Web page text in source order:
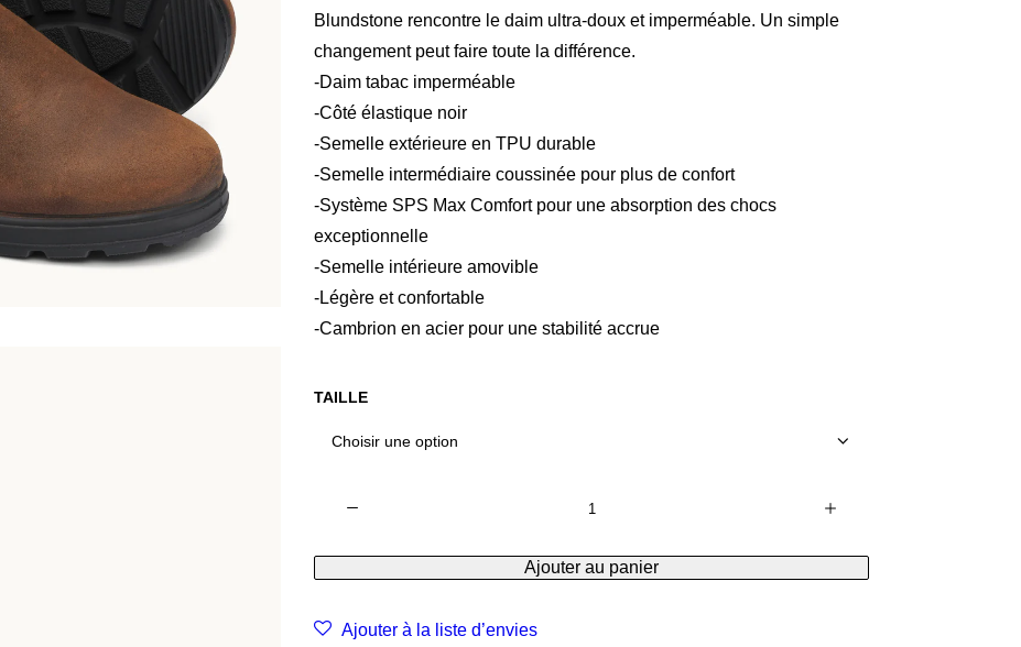
Blundstone rencontre le daim ultra-doux et imperméable. Un simple
changement peut faire toute la différence.
-Daim tabac imperméable
-Côté élastique noir
-Semelle extérieure en TPU durable
-Semelle intermédiaire coussinée pour plus de confort
-Système SPS Max Comfort pour une absorption des chocs
exceptionnelle
-Semelle intérieure amovible
-Légère et confortable
-Cambrion en acier pour une stabilité accrue
TAILLE
1911
Ajouter au panier
Ajouter à la liste d’envies